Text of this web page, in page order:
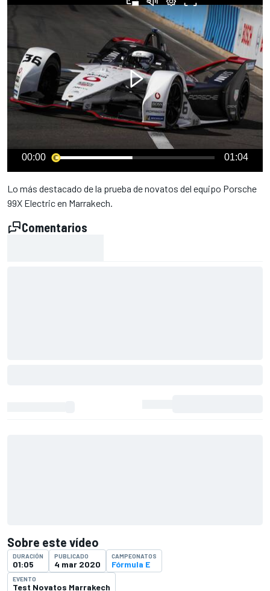
00:00 01:04
Lo más destacado de la prueba de novatos del equipo Porsche
99X Electric en Marrakech.
Comentarios
Sobre este vídeo
DURACIÓN
01:05
PUBLICADO
4 mar 2020
CAMPEONATOS
Fórmula E
EVENTO
Test Novatos Marrakech